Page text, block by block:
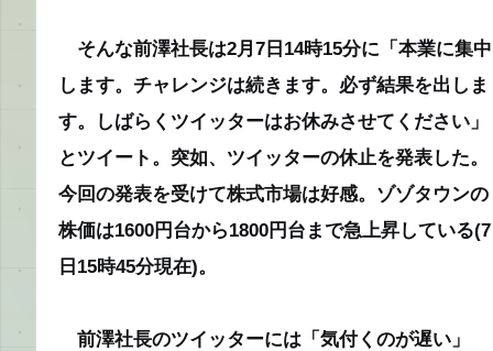
そんな前澤社長は2月7日14時15分に「本業に集中
します。チャレンジは続きます。必ず結果を出しま
す。しばらくツイッターはお休みさせてください」
とツイート。突如、ツイッターの休止を発表した。
今回の発表を受けて株式市場は好感。ゾゾタウンの
株価は1600円台から1800円台まで急上昇している(7
日15時45分現在)。
前澤社長のツイッターには「気付くのが遅い」